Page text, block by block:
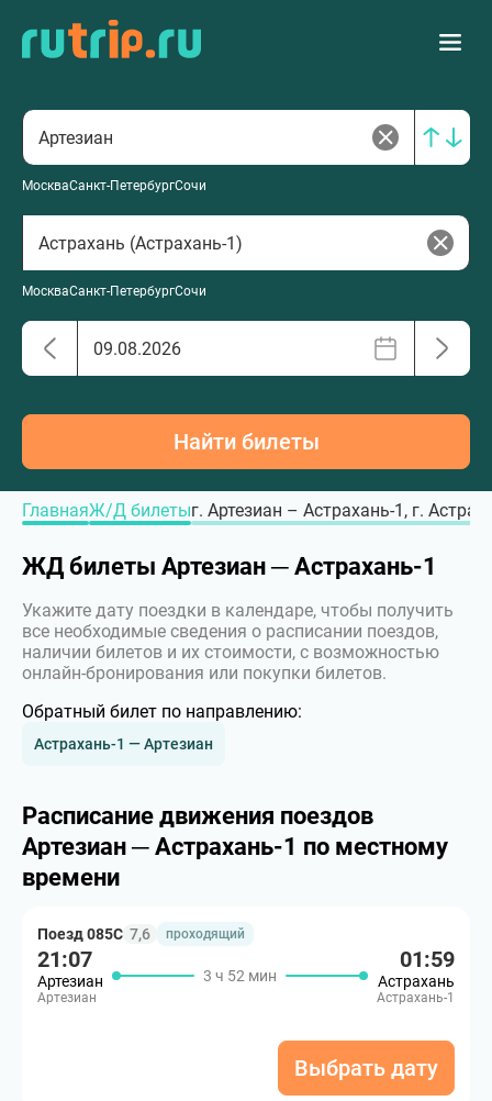
МоскваСанкт-ПетербургСочи
МоскваСанкт-ПетербургСочи
Найти билеты
ГлавнаяЖ/Д билетыг. Артезиан – Астрахань-1, г.
ЖД билеты Артезиан ─ Астрахань-1
Укажите дату поездки в календаре, чтобы получить
все необходимые сведения о расписании поездов,
наличии билетов и их стоимости, с возможностью
онлайн-бронирования или покупки билетов.
Обратный билет по направлению:
Астрахань-1 — Артезиан
Расписание движения поездов
Артезиан ─ Астрахань-1 по местному
времени
Поезд 085С 7,6 проходящий
21:07
Артезиан
Артезиан
3 ч 52 мин
01:59
Астрахань
Астрахань-1
Выбрать дату